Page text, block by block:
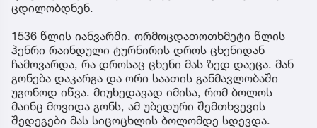
ცდილობდნენ.
1536 წლის იანვარში, ორმოცდათოთხმეტი წლის
ჰენრი რაინდული ტურნირის დროს ცხენიდან
ჩამოვარდა, რა დროსაც ცხენი მას ზედ დაეცა. მან
გონება დაკარგა და ორი საათის განმავლობაში
უგონოდ იწვა. მიუხედავად იმისა, რომ ბოლოს
მაინც მოვიდა გონს, ამ უბედური შემთხვევის
შედეგები მას სიცოცხლის ბოლომდე სდევდა.